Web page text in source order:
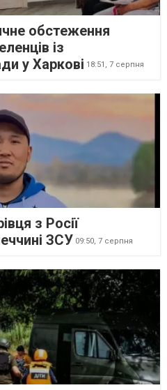
обстеження
із
у Харкові 18:51, 7 серпня
з Росії
ЗСУ 09:50, 7 серпня